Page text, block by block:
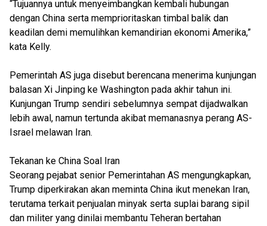
“Tujuannya untuk menyeimbangkan kembali hubungan
dengan China serta memprioritaskan timbal balik dan
keadilan demi memulihkan kemandirian ekonomi Amerika,”
kata Kelly.
Pemerintah AS juga disebut berencana menerima kunjungan
balasan Xi Jinping ke Washington pada akhir tahun ini.
Kunjungan Trump sendiri sebelumnya sempat dijadwalkan
lebih awal, namun tertunda akibat memanasnya perang AS-
Israel melawan Iran.
Tekanan ke China Soal Iran
Seorang pejabat senior Pemerintahan AS mengungkapkan,
Trump diperkirakan akan meminta China ikut menekan Iran,
terutama terkait penjualan minyak serta suplai barang sipil
dan militer yang dinilai membantu Teheran bertahan